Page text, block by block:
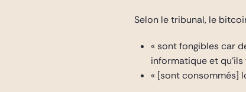
Selon le tribunal, le
« sont fongibles car
informatique et
« [sont consommés]